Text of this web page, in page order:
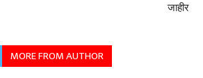
जाहीर
MORE FROM AUTHOR